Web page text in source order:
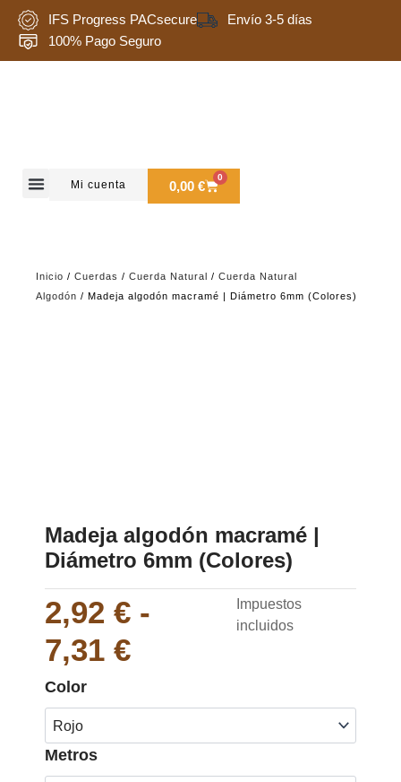
contenido
IFS Progress PACsecure
Envío 3-5 días
100% Pago Seguro
Mi cuenta 0,00€
0
Carrito
Inicio / Cuerdas / Cuerda Natural / Cuerda Natural
Algodón / Madeja algodón macramé | Diámetro 6mm (Colores)
Madeja algodón macramé |
Diámetro 6mm (Colores)
2,92 € -
7,31 €
Rango
de
Impuestos
incluidos
Color
Metros
Madeja
macramé
Diámetro
6mm